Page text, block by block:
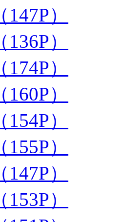
（147P）
（136P）
（174P）
（160P）
（154P）
（155P）
（147P）
（153P）